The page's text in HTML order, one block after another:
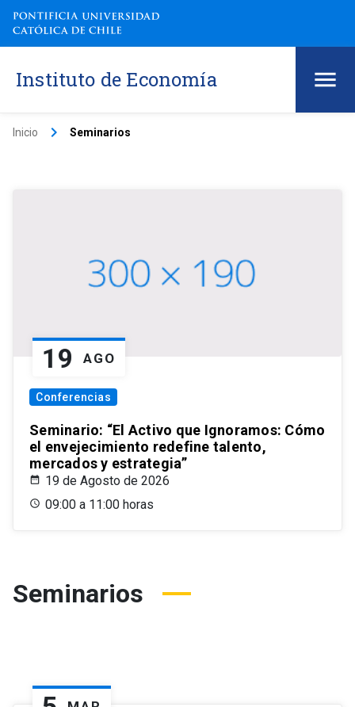
Instituto de Economía
Inicio keyboard_arrow_right Seminarios
19 AGO
Conferencias
Seminario: “El Activo que Ignoramos: Cómo
el envejecimiento redefine talento,
mercados y estrategia”
19 de Agosto de 2026
09:00 a 11:00 horas
Seminarios